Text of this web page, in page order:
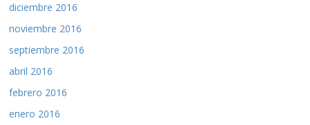
diciembre 2016
noviembre 2016
septiembre 2016
abril 2016
febrero 2016
enero 2016